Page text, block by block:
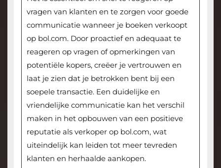
vragen van klanten en te zorgen voor goede
communicatie wanneer je boeken verkoopt
op bol.com. Door proactief en adequaat te
reageren op vragen of opmerkingen van
potentiële kopers, creëer je vertrouwen en
laat je zien dat je betrokken bent bij een
soepele transactie. Een duidelijke en
vriendelijke communicatie kan het verschil
maken in het opbouwen van een positieve
reputatie als verkoper op bol.com, wat
uiteindelijk kan leiden tot meer tevreden
klanten en herhaalde aankopen.